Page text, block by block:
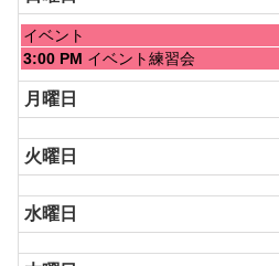
8
月
22nd
2026
日
曜
日,
8
月
23rd
2026
イベント
日
曜
日,
8
月
23rd
2026
3:00 PM イベント練習会
月曜日
火曜日
水曜日